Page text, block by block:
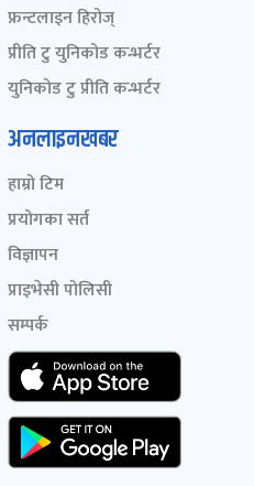
फ्रन्टलाइन हिरोज्
प्रीति टु युनिकोड कन्भर्टर
युनिकोड टु प्रीति कन्भर्टर
अनलाइनखबर
हाम्रो टिम
प्रयोगका सर्त
विज्ञापन
प्राइभेसी पोलिसी
सम्पर्क